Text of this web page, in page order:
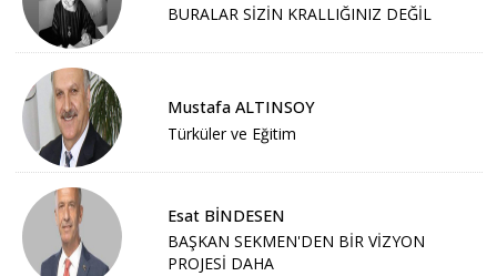
BURALAR SİZİN KRALLIĞINIZ DEĞİL
Mustafa ALTINSOY
Türküler ve Eğitim
Esat BİNDESEN
BAŞKAN SEKMEN'DEN BİR VİZYON
PROJESİ DAHA